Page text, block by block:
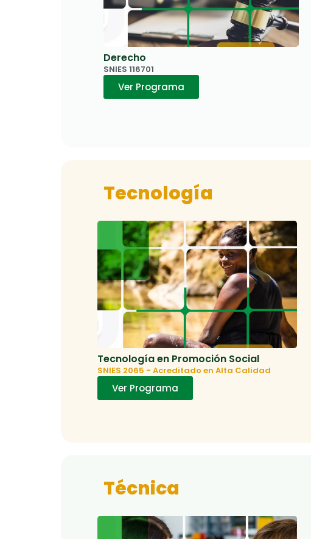
Derecho
SNIES 116701
Ver Programa
Tecnología
Tecnología en Promoción Social
SNIES 2065 - Acreditado en Alta Calidad
Ver Programa
Técnica